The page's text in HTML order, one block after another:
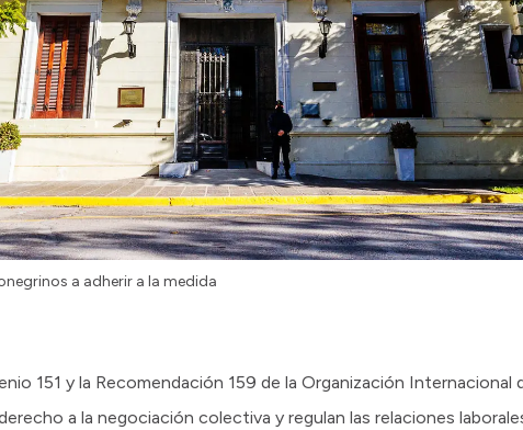
a adherir a la medida
151 y la Recomendación 159 de la Organización Internacional
a la negociación colectiva y regulan las relaciones